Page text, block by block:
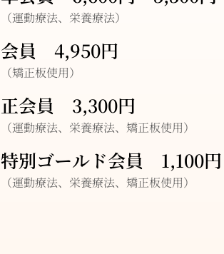
（運動療法、栄養療法）
会員 4,950円
（矯正板使用）
正会員 3,300円
（運動療法、栄養療法、矯正板使用）
特別ゴールド会員 1,100円
（運動療法、栄養療法、矯正板使用）